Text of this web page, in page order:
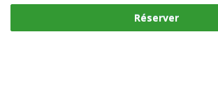
Réserver